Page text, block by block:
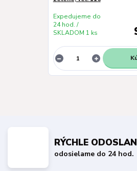
Expedujeme do
24 hod. /
SKLADOM 1 ks
RÝCHLE
odosielame do 24 hod.